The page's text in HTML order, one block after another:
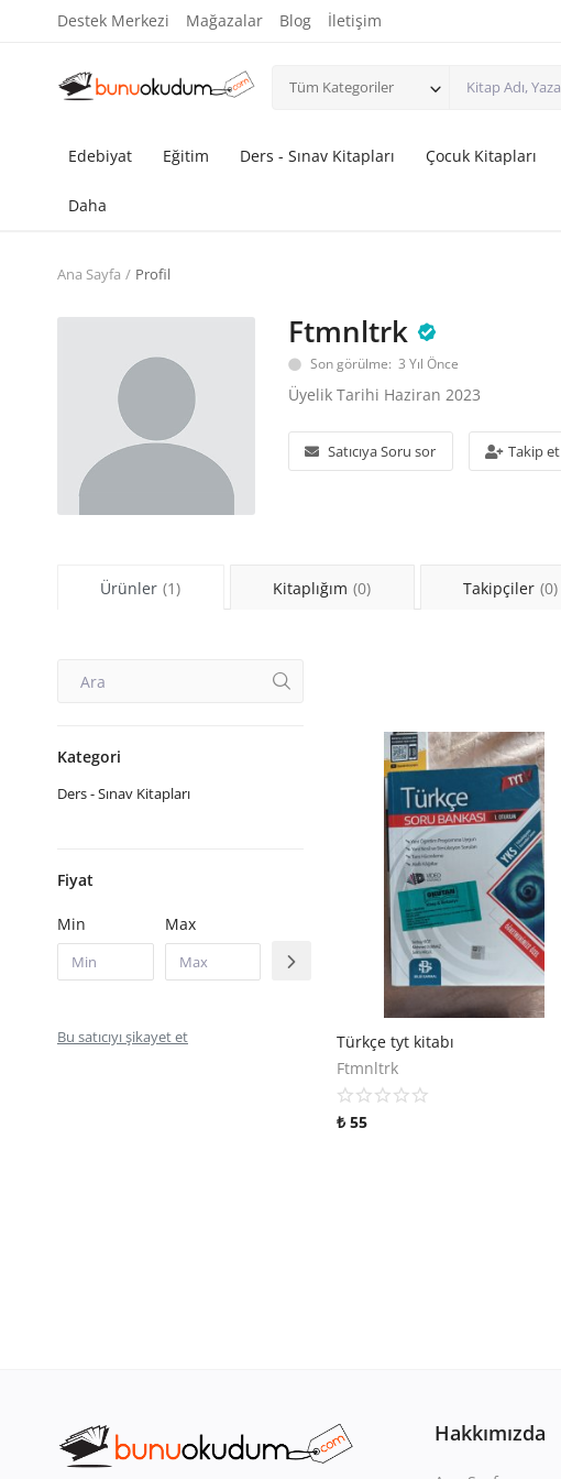
Destek Merkezi Mağazalar Blog İletişim
Tüm Kategoriler
Edebiyat Eğitim Ders - Sınav Kitapları Çocuk Kitapları
Daha
Ana Sayfa Profil
Ftmnltrk
Son görülme: 3 Yıl Önce
Üyelik Tarihi Haziran 2023
Satıcıya Soru sor Takip et
Ürünler (1) Kitaplığım (0) Takipçiler (0)
Kategori
Ders - Sınav Kitapları
Fiyat
Min Max
Bu satıcıyı şikayet et
Türkçe tyt kitabı
Ftmnltrk
₺ 55
Hakkımızda